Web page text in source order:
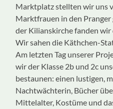
Marktplatz stellten wir uns
Marktfrauen in den
der Kilianskirche fanden wir
Wir sahen die Käthchen-
Am letzten Tag unserer
wir der Klasse 2b und 2c
bestaunen: einen lustigen,
Nachtwächterin, Bücher
Mittelalter, Kostüme und